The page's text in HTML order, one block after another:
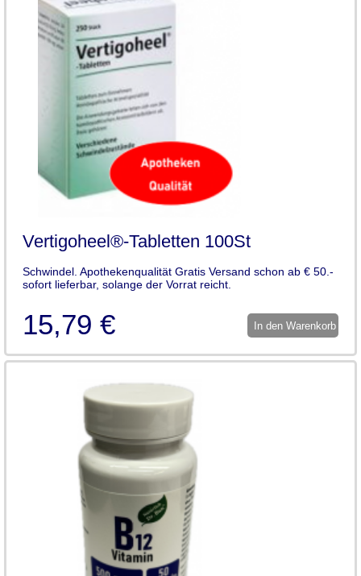
Vertigoheel®-Tabletten 100St
Schwindel. Apothekenqualität Gratis Versand schon ab € 50.-
sofort lieferbar, solange der Vorrat reicht.
15,79 € In den Warenkorb